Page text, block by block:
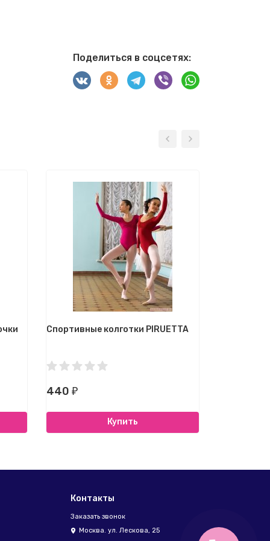
Поделиться в соцсетях:
Спортивные колготки PIRUETTA
440 ₽
Купить
Контакты
Заказать звонок
Москва. ул. Лескова, 25